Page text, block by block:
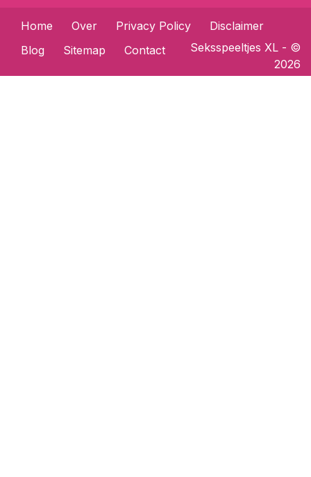
Home Over Privacy Policy
Disclaimer
Blog
Sitemap Contact Seksspeeltjes XL - ©
2026